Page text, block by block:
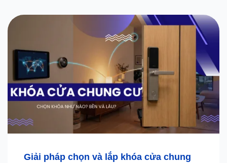
Giải pháp chọn và lắp khóa cửa chung